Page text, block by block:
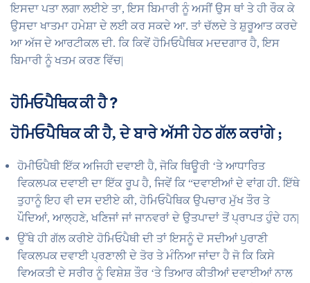
ਇਸਦਾ ਪਤਾ ਲਗਾ ਲਈਏ ਤਾ, ਇਸ ਬਿਮਾਰੀ ਨੂੰ ਅਸੀਂ ਉਸ ਥਾਂ ਤੇ ਹੀ ਰੌਕ ਕੇ
ਉਸਦਾ ਖਾਤਮਾ ਹਮੇਸ਼ਾ ਦੇ ਲਈ ਕਰ ਸਕਦੇ ਆ. ਤਾਂ ਚੱਲਦੇ ਤੇ ਸ਼ੁਰੂਆਤ ਕਰਦੇ
ਆ ਅੱਜ ਦੇ ਆਰਟੀਕਲ ਦੀ. ਕਿ ਕਿਵੇਂ ਹੋਮਿਓਪੈਥਿਕ ਮਦਦਗਾਰ ਹੈ, ਇਸ
ਬਿਮਾਰੀ ਨੂੰ ਖਤਮ ਕਰਣ ਵਿੱਚ|
ਹੋਮਿਓਪੈਥਿਕ ਕੀ ਹੈ ?
ਹੋਮਿਓਪੈਥਿਕ ਕੀ ਹੈ, ਦੇ ਬਾਰੇ ਅੱਸੀ ਹੇਠ ਗੱਲ ਕਰਾਂਗੇ ;
ਹੋਮੀਓਪੈਥੀ ਇੱਕ ਅਜਿਹੀ ਦਵਾਈ ਹੈ, ਜੋਕਿ ਥਿਊਰੀ ‘ਤੇ ਆਧਾਰਿਤ
ਵਿਕਲਪਕ ਦਵਾਈ ਦਾ ਇੱਕ ਰੂਪ ਹੈ, ਜਿਵੇਂ ਕਿ “ਦਵਾਈਆਂ ਦੇ ਵਾਂਗ ਹੀ. ਇੱਥੇ
ਤੁਹਾਨੂੰ ਇਹ ਵੀ ਦਸ ਦਈਏ ਕੀ, ਹੋਮਿਓਪੈਥਿਕ ਉਪਚਾਰ ਮੁੱਖ ਤੌਰ ਤੇ
ਪੌਦਿਆਂ, ਆਲ੍ਹਣੇ, ਖਣਿਜਾਂ ਜਾਂ ਜਾਨਵਰਾਂ ਦੇ ਉਤਪਾਦਾਂ ਤੋਂ ਪ੍ਰਾਪਤ ਹੁੰਦੇ ਹਨ|
ਉੱਥੇ ਹੀ ਗੱਲ ਕਰੀਏ ਹੋਮਿਓਪੈਥੀ ਦੀ ਤਾਂ ਇਸਨੂੰ ਦੋ ਸਦੀਆਂ ਪੁਰਾਣੀ
ਵਿਕਲਪਕ ਦਵਾਈ ਪ੍ਰਣਾਲੀ ਦੇ ਤੋਰ ਤੇ ਮੰਨਿਆ ਜਾਂਦਾ ਹੈ ਜੋ ਕਿ ਕਿਸੇ
ਵਿਅਕਤੀ ਦੇ ਸਰੀਰ ਨੂੰ ਵਿਸ਼ੇਸ਼ ਤੌਰ ‘ਤੇ ਤਿਆਰ ਕੀਤੀਆਂ ਦਵਾਈਆਂ ਨਾਲ